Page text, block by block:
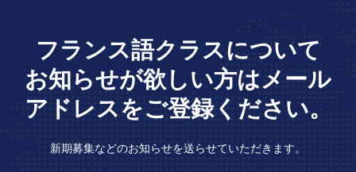
フランス語クラスについて
お知らせが欲しい方はメール
アドレスをご登録ください。
新期募集などのお知らせを送らせていただきます。